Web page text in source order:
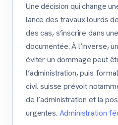
Une décision qui change
lance des travaux lourds
des cas, s’inscrire dans
documentée. À l’inverse,
éviter un dommage peut
l’administration, puis
civil suisse prévoit
de l’administration et la
urgentes. Administration